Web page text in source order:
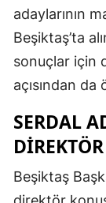
adaylarının
Beşiktaş’ta
sonuçlar için
açısından
SERDAL
Beşiktaş